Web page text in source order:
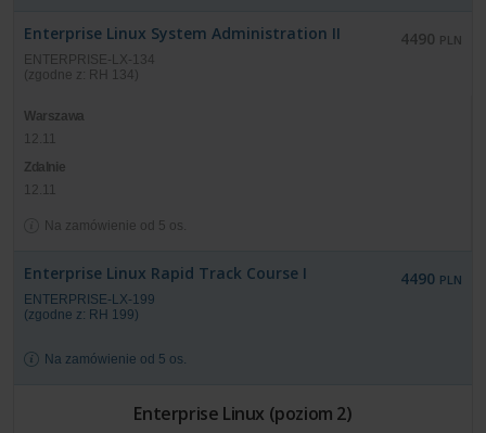
Enterprise Linux System Administration II
ENTERPRISE-LX-134
(zgodne z: RH 134)
Warszawa
12.11
Zdalnie
12.11
Na zamówienie od 5 os.
4490 PLN
Enterprise Linux Rapid Track Course I
ENTERPRISE-LX-199
(zgodne z: RH 199)
Na zamówienie od 5 os.
4490 PLN
Enterprise Linux (poziom 2)